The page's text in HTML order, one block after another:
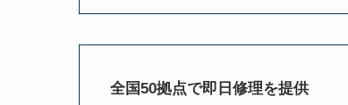
全国50拠点で即日修理を提供